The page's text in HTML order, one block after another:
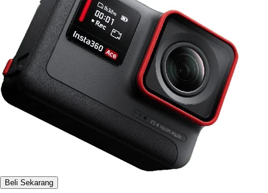
Beli Sekarang